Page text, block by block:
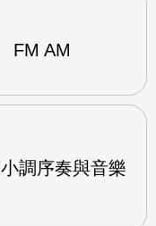
FM AM
調序奏與音樂